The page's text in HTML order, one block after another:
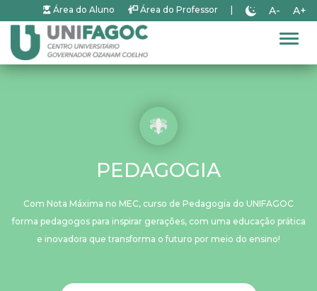
Área do Aluno Área do Professor A- A+
PEDAGOGIA
Com Nota Máxima no MEC, curso de Pedagogia do UNIFAGOC
forma pedagogos para inspirar gerações, com uma educação prática
e inovadora que transforma o futuro por meio do ensino!